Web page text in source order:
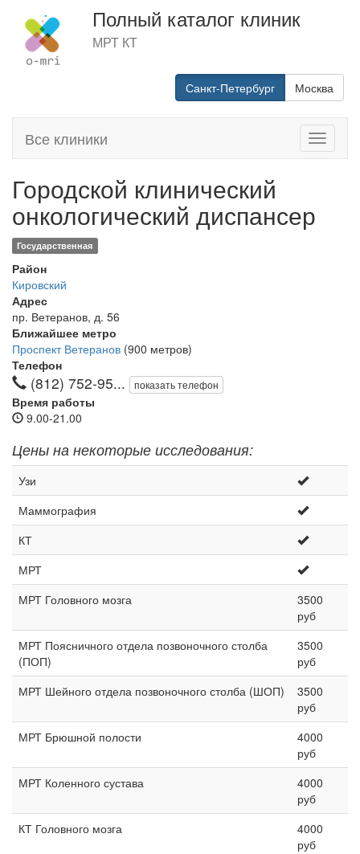
Полный каталог клиник
МРТ КТ
Санкт-Петербург Москва
Toggle
Все клиники
Городской клинический
онкологический диспансер
Государственная
Район
Кировский
Адрес
пр. Ветеранов, д. 56
Ближайшее метро
Проспект Ветеранов (900 метров)
Телефон
(812) 752-95... показать телефон
Время работы
9.00-21.00
Цены на некоторые исследования:
Узи
Маммография
КТ
МРТ
МРТ Головного мозга
3500
руб
МРТ Поясничного отдела позвоночного столба
(ПОП)
3500
руб
МРТ Шейного отдела позвоночного столба (ШОП)
3500
руб
МРТ Брюшной полости
4000
руб
МРТ Коленного сустава
4000
руб
КТ Головного мозга
4000
руб